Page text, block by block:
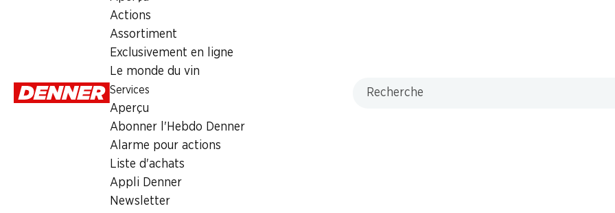
Actions
Assortiment
Exclusivement en ligne
Le monde du vin
Services
Aperçu
Abonner l'Hebdo Denner
Alarme pour actions
Liste d'achats
Appli Denner
Newsletter
Labels et distinctions
1022580